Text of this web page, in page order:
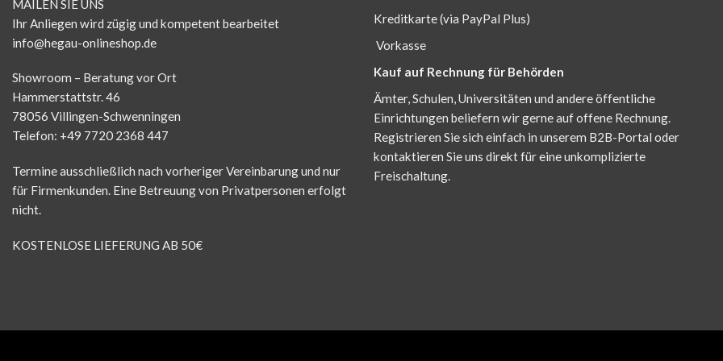
MAILEN SIE UNS
Ihr Anliegen wird zügig und kompetent bearbeitet
info@hegau-onlineshop.de
Showroom – Beratung vor Ort
Hammerstattstr. 46
78056 Villingen-Schwenningen
Telefon: +49 7720 2368 447
Termine ausschließlich nach vorheriger Vereinbarung und nur
für Firmenkunden. Eine Betreuung von Privatpersonen erfolgt
nicht.
KOSTENLOSE LIEFERUNG AB 50€
Kreditkarte (via PayPal Plus)
Vorkasse
Kauf auf Rechnung für Behörden
Ämter, Schulen, Universitäten und andere öffentliche
Einrichtungen beliefern wir gerne auf offene Rechnung.
Registrieren Sie sich einfach in unserem B2B-Portal oder
kontaktieren Sie uns direkt für eine unkomplizierte
Freischaltung.